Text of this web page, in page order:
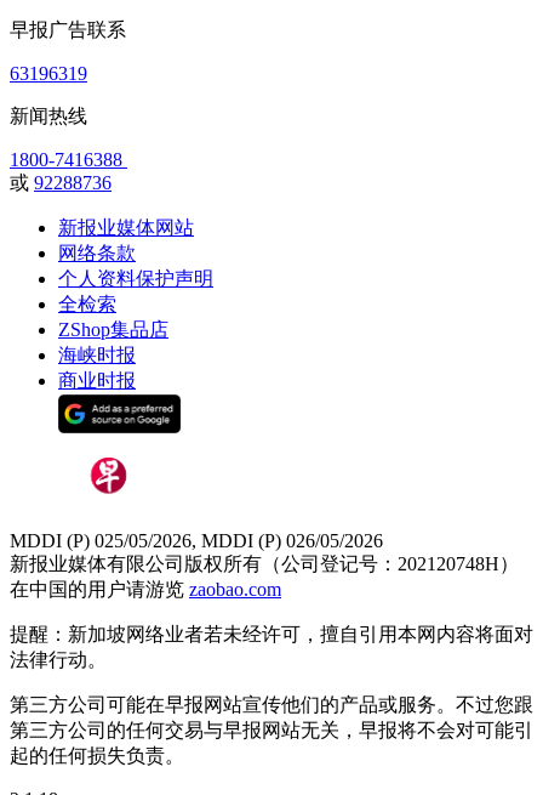
早报广告联系
63196319
新闻热线
1800-7416388
或 92288736
新报业媒体网站
网络条款
个人资料保护声明
全检索
ZShop集品店
海峡时报
商业时报
MDDI (P) 025/05/2026, MDDI (P) 026/05/2026
新报业媒体有限公司版权所有（公司登记号：202120748H）
在中国的用户请游览 zaobao.com
提醒：新加坡网络业者若未经许可，擅自引用本网内容将面对
法律行动。
第三方公司可能在早报网站宣传他们的产品或服务。不过您跟
第三方公司的任何交易与早报网站无关，早报将不会对可能引
起的任何损失负责。